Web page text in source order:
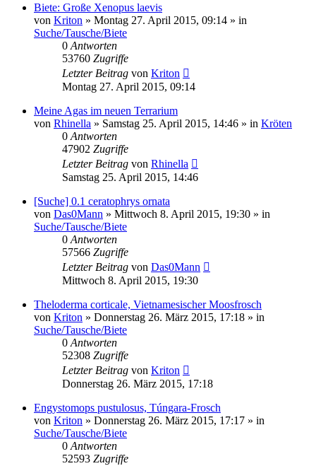
Biete: Große Xenopus laevis
von Kriton » Montag 27. April 2015, 09:14 » in
Suche/Tausche/Biete
0 Antworten
53760 Zugriffe
Letzter Beitrag von Kriton
Montag 27. April 2015, 09:14
Meine Agas im neuen Terrarium
von Rhinella » Samstag 25. April 2015, 14:46 » in Kröten
0 Antworten
47902 Zugriffe
Letzter Beitrag von Rhinella
Samstag 25. April 2015, 14:46
[Suche] 0.1 ceratophrys ornata
von Das0Mann » Mittwoch 8. April 2015, 19:30 » in
Suche/Tausche/Biete
0 Antworten
57566 Zugriffe
Letzter Beitrag von Das0Mann
Mittwoch 8. April 2015, 19:30
Theloderma corticale, Vietnamesischer Moosfrosch
von Kriton » Donnerstag 26. März 2015, 17:18 » in
Suche/Tausche/Biete
0 Antworten
52308 Zugriffe
Letzter Beitrag von Kriton
Donnerstag 26. März 2015, 17:18
Engystomops pustulosus, Túngara-Frosch
von Kriton » Donnerstag 26. März 2015, 17:17 » in
Suche/Tausche/Biete
0 Antworten
52593 Zugriffe